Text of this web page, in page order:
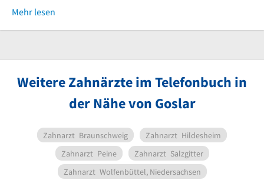
Mehr lesen
Weitere Zahnärzte im Telefonbuch in
der Nähe von Goslar
Zahnarzt Braunschweig Zahnarzt Hildesheim
Zahnarzt Peine Zahnarzt Salzgitter
Zahnarzt Wolfenbüttel, Niedersachsen